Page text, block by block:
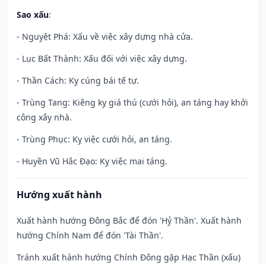
Sao xấu:
- Nguyệt Phá: Xấu về việc xây dựng nhà cửa.
- Lục Bất Thành: Xấu đối với việc xây dựng.
- Thần Cách: Kỵ cúng bái tế tự.
- Trùng Tang: Kiêng kỵ giá thú (cưới hỏi), an táng hay khởi
công xây nhà.
- Trùng Phục: Kỵ việc cưới hỏi, an táng.
- Huyền Vũ Hắc Đạo: Kỵ việc mai táng.
Hướng xuất hành
Xuất hành hướng Đông Bắc để đón 'Hỷ Thần'. Xuất hành
hướng Chính Nam để đón 'Tài Thần'.
Tránh xuất hành hướng Chính Đông gặp Hạc Thần (xấu)